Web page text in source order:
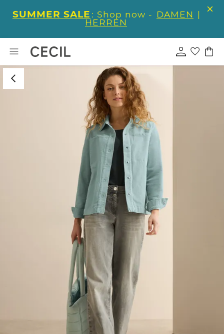
SUMMER SALE : Shop now - DAMEN |
HERREN